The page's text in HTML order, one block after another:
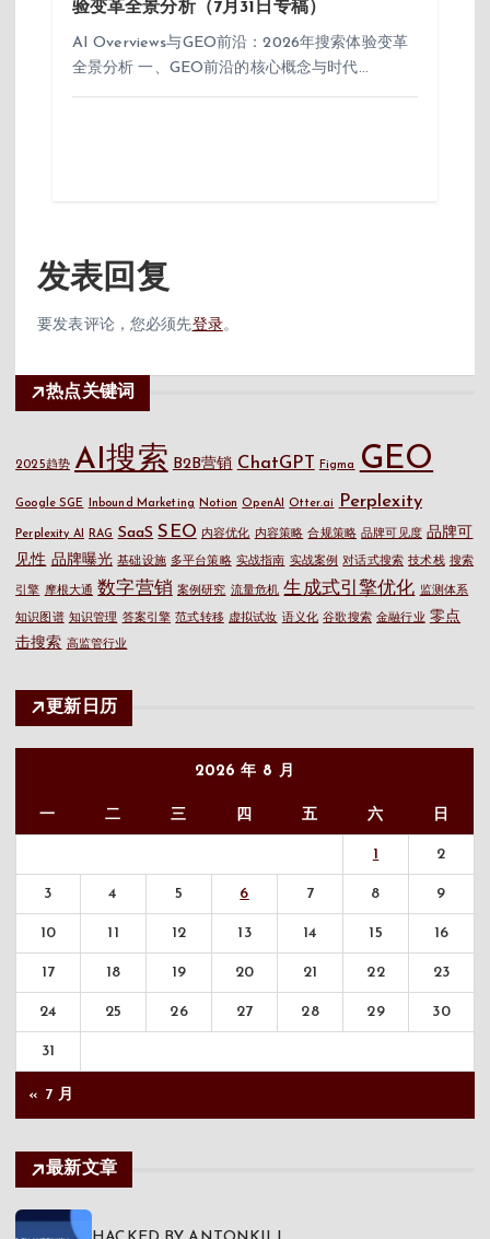
验变革全景分析（7月31日专稿）
AI Overviews与GEO前沿：2026年搜索体验变革
全景分析 一、GEO前沿的核心概念与时代…
发表回复
要发表评论，您必须先登录。
热点关键词
2025趋势 AI搜索 B2B营销 ChatGPT Figma GEO
Google SGE Inbound Marketing Notion OpenAI Otter.ai Perplexity
Perplexity AI RAG SaaS SEO 内容优化 内容策略 合规策略 品牌可见度 品牌可
见性 品牌曝光 基础设施 多平台策略 实战指南 实战案例 对话式搜索 技术栈 搜索
引擎 摩根大通 数字营销 案例研究 流量危机 生成式引擎优化 监测体系
知识图谱 知识管理 答案引擎 范式转移 虚拟试妆 语义化 谷歌搜索 金融行业 零点
击搜索 高监管行业
更新日历
2026 年 8 月
一 二 三 四 五 六 日
1 2
3 4 5 6 7 8 9
10 11 12 13 14 15 16
17 18 19 20 21 22 23
24 25 26 27 28 29 30
31
« 7 月
最新文章